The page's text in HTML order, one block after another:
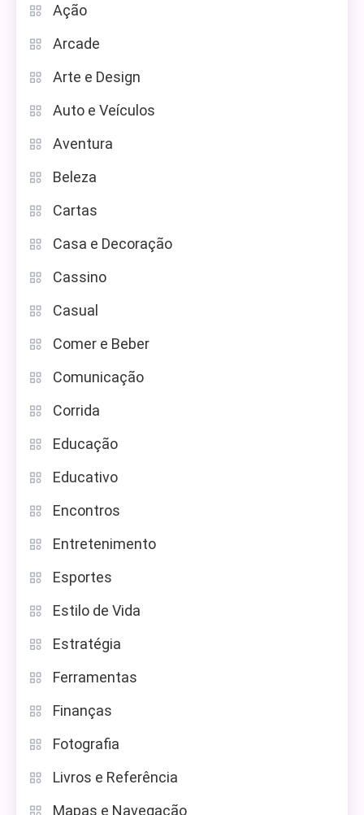
Ação
Arcade
Arte e Design
Auto e Veículos
Aventura
Beleza
Cartas
Casa e Decoração
Cassino
Casual
Comer e Beber
Comunicação
Corrida
Educação
Educativo
Encontros
Entretenimento
Esportes
Estilo de Vida
Estratégia
Ferramentas
Finanças
Fotografia
Livros e Referência
Mapas e Navegação